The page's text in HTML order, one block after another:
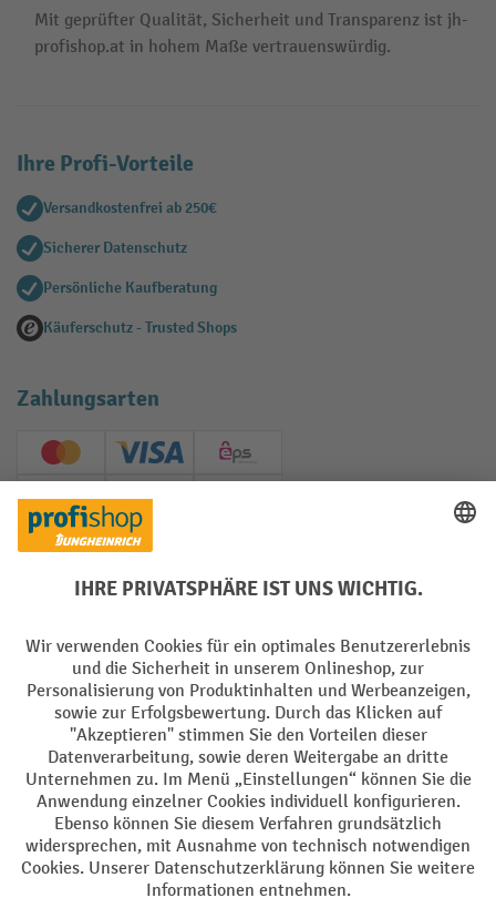
Mit geprüfter Qualität, Sicherheit und Transparenz ist jh-
profishop.at in hohem Maße vertrauenswürdig.
Ihre Profi-Vorteile
Versandkostenfrei ab 250€
Sicherer Datenschutz
Persönliche Kaufberatung
Käuferschutz - Trusted Shops
Zahlungsarten
Creditcard (Master)Creditcard (Visa)
EPS
PayPal
Soziale Netzwerke
Impressum Datenschutz
Barrierefreiheit Privacy Settings
Alle Preise exkl. gesetzl. Mehrwertsteuer zzgl.Versandkostenund ggf.
Nachnahmegebühren, wenn nicht anders angegeben.
¹ Der Rabatt gilt so lange der Vorrat reicht. Der Rabatt gilt nicht auf